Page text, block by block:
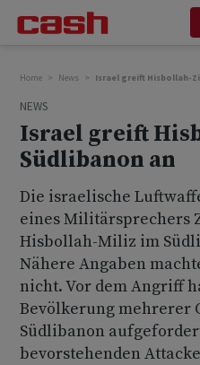
Home News Israel greift Hisbollah-
NEWS
Israel greift
Südlibanon an
Die israelische
eines Militärsprechers
Hisbollah-Miliz im
Nähere Angaben
nicht. Vor dem Angriff
Bevölkerung mehrerer
Südlibanon
bevorstehenden